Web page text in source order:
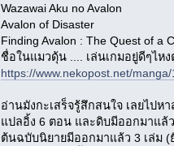
Wazawai Aku no Avalon
Avalon of Disaster
Finding Avalon : The Quest of a
ชื่อในแมวดุ้น .... เล่นเกมอยู่ดีๆไห
https://www.nekopost.net/
อ่านมังกะเสร็จรู้สึกสนใจ เลยไป
แปลอิ้ง 6 ตอน และดิบมีออกมาแล้
ต้นฉบับนิยายมีออกมาแล้ว 3 เล่ม (